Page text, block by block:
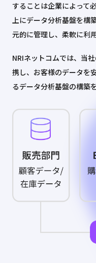
することは企業によって
上にデータ分析基盤を構
元的に管理し、柔軟に利
NRIネットコムでは、当
携し、お客様のデータを
るデータ分析基盤の構築